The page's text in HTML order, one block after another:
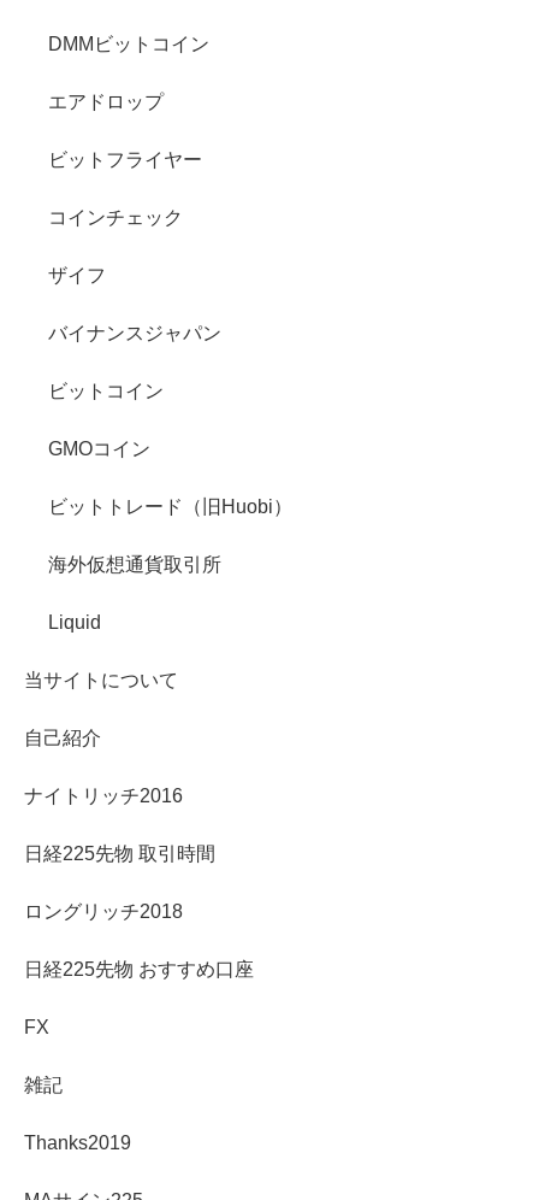
DMMビットコイン
エアドロップ
ビットフライヤー
コインチェック
ザイフ
バイナンスジャパン
ビットコイン
GMOコイン
ビットトレード（旧Huobi）
海外仮想通貨取引所
Liquid
当サイトについて
自己紹介
ナイトリッチ2016
日経225先物 取引時間
ロングリッチ2018
日経225先物 おすすめ口座
FX
雑記
Thanks2019